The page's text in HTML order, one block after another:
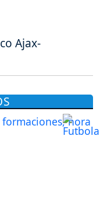
Ajax-